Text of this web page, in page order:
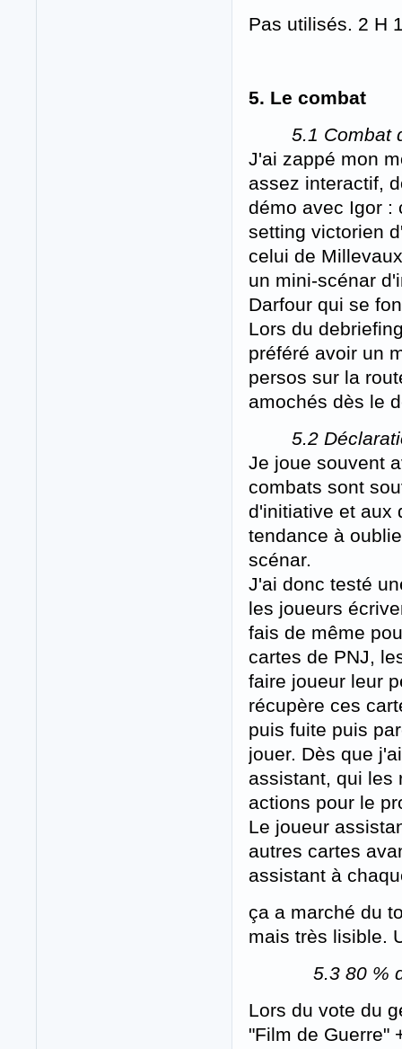
Pas utilisés. 2 H
5. Le combat
5.1 Combat
J'ai zappé mon
assez interactif,
démo avec Igor :
setting victorien
celui de
un mini-scénar
Darfour qui se
Lors du
préféré avoir un
persos sur la
amochés dès le
5.2
Je joue souvent
combats sont
d'initiative et aux
tendance à
scénar.
J'ai donc testé
les joueurs
fais de même
cartes de PNJ,
faire joueur leur
récupère ces
puis fuite puis
jouer. Dès que
assistant, qui les
actions pour le
Le joueur
autres cartes
assistant à
ça a marché du
mais très lisible.
5.3 80 %
Lors du vote du
"Film de Guerre"